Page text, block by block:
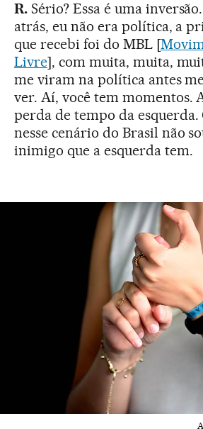
R. Sério? Essa é uma
atrás, eu não era política, a
que recebi foi do MBL [
Livre], com muita, muita,
me viram na política antes
ver. Aí, você tem momentos.
perda de tempo da esquerda.
nesse cenário do Brasil não
inimigo que a esquerda tem.